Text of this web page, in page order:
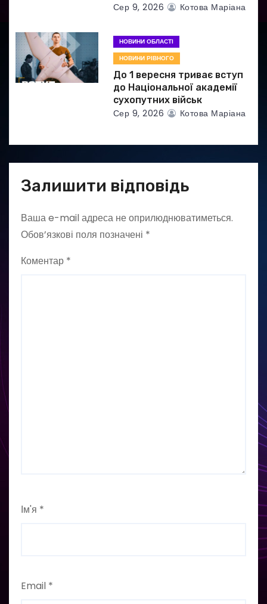
Сер 9, 2026 Котова Маріана
НОВИНИ ОБЛАСТІ
НОВИНИ РІВНОГО
До 1 вересня триває вступ
до Національної академії
сухопутних військ
Сер 9, 2026 Котова Маріана
Залишити відповідь
Ваша e-mail адреса не оприлюднюватиметься.
Обов’язкові поля позначені *
Коментар *
Ім'я *
Email *